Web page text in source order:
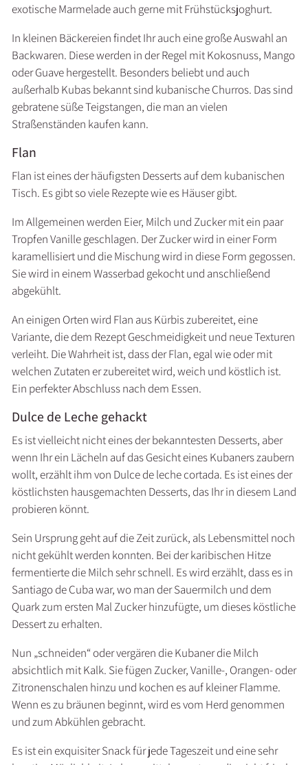
exotische Marmelade auch gerne mit Frühstücksjoghurt.
In kleinen Bäckereien findet Ihr auch eine große Auswahl an
Backwaren. Diese werden in der Regel mit Kokosnuss, Mango
oder Guave hergestellt. Besonders beliebt und auch
außerhalb Kubas bekannt sind kubanische Churros. Das sind
gebratene süße Teigstangen, die man an vielen
Straßenständen kaufen kann.
Flan
Flan ist eines der häufigsten Desserts auf dem kubanischen
Tisch. Es gibt so viele Rezepte wie es Häuser gibt.
Im Allgemeinen werden Eier, Milch und Zucker mit ein paar
Tropfen Vanille geschlagen. Der Zucker wird in einer Form
karamellisiert und die Mischung wird in diese Form gegossen.
Sie wird in einem Wasserbad gekocht und anschließend
abgekühlt.
An einigen Orten wird Flan aus Kürbis zubereitet, eine
Variante, die dem Rezept Geschmeidigkeit und neue Texturen
verleiht. Die Wahrheit ist, dass der Flan, egal wie oder mit
welchen Zutaten er zubereitet wird, weich und köstlich ist.
Ein perfekter Abschluss nach dem Essen.
Dulce de Leche gehackt
Es ist vielleicht nicht eines der bekanntesten Desserts, aber
wenn Ihr ein Lächeln auf das Gesicht eines Kubaners zaubern
wollt, erzählt ihm von Dulce de leche cortada. Es ist eines der
köstlichsten hausgemachten Desserts, das Ihr in diesem Land
probieren könnt.
Sein Ursprung geht auf die Zeit zurück, als Lebensmittel noch
nicht gekühlt werden konnten. Bei der karibischen Hitze
fermentierte die Milch sehr schnell. Es wird erzählt, dass es in
Santiago de Cuba war, wo man der Sauermilch und dem
Quark zum ersten Mal Zucker hinzufügte, um dieses köstliche
Dessert zu erhalten.
Nun „schneiden“ oder vergären die Kubaner die Milch
absichtlich mit Kalk. Sie fügen Zucker, Vanille-, Orangen- oder
Zitronenschalen hinzu und kochen es auf kleiner Flamme.
Wenn es zu bräunen beginnt, wird es vom Herd genommen
und zum Abkühlen gebracht.
Es ist ein exquisiter Snack für jede Tageszeit und eine sehr